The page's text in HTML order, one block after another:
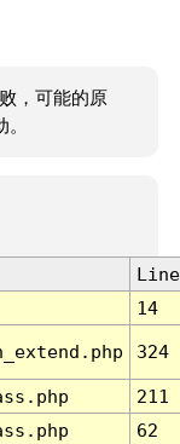
，可能的原
Line
14
324
211
62